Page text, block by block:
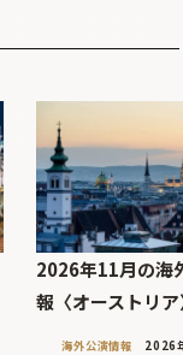
2026年11月の海
報〈オーストリア
海外公演情報 2026